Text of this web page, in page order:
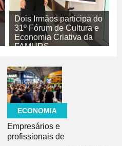
Dois Irmãos participa do
31º Fórum de Cultura e
Economia Criativa da
FAMURS
CULTURA
ECONOMIA
Empresários e
profissionais de